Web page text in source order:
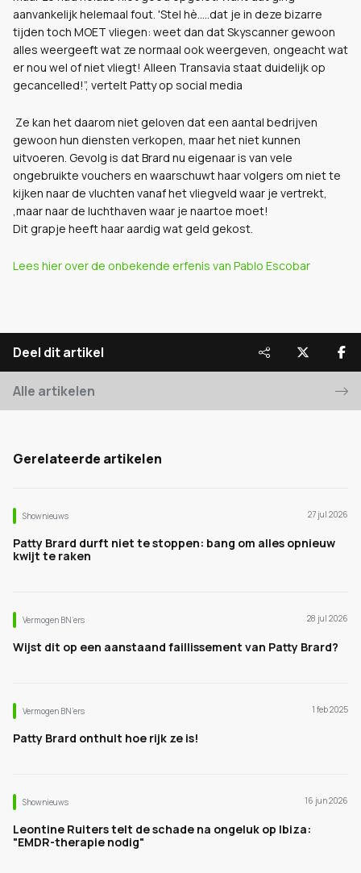
aanvankelijk helemaal fout. 'Stel hè…..dat je in deze bizarre
tijden toch MOET vliegen: weet dan dat Skyscanner gewoon
alles weergeeft wat ze normaal ook weergeven, ongeacht wat
er nou wel of niet vliegt! Alleen Transavia staat duidelijk op
gecancelled!”, vertelt Patty op social media
Ze kan het daarom niet geloven dat een aantal bedrijven
gewoon hun diensten verkopen, maar het niet kunnen
uitvoeren. Gevolg is dat Brard nu eigenaar is van vele
ongebruikte vouchers en waarschuwt haar volgers om niet te
kijken naar de vluchten vanaf het vliegveld waar je vertrekt,
,maar naar de luchthaven waar je naartoe moet!
Dit grapje heeft haar aardig wat geld gekost.
Lees hier over de onbekende erfenis van Pablo Escobar
Deel dit artikel
Alle artikelen
Gerelateerde artikelen
Shownieuws 27 jul 2026
Patty Brard durft niet te stoppen: bang om alles opnieuw
kwijt te raken
Vermogen BN’ers 28 jul 2026
Wijst dit op een aanstaand faillissement van Patty Brard?
Vermogen BN’ers 1 feb 2025
Patty Brard onthult hoe rijk ze is!
Shownieuws 16 jun 2026
Leontine Ruiters telt de schade na ongeluk op Ibiza:
"EMDR-therapie nodig"